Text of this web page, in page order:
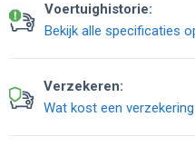
Voertuighistorie:
Bekijk alle specificaties
Verzekeren:
Wat kost een